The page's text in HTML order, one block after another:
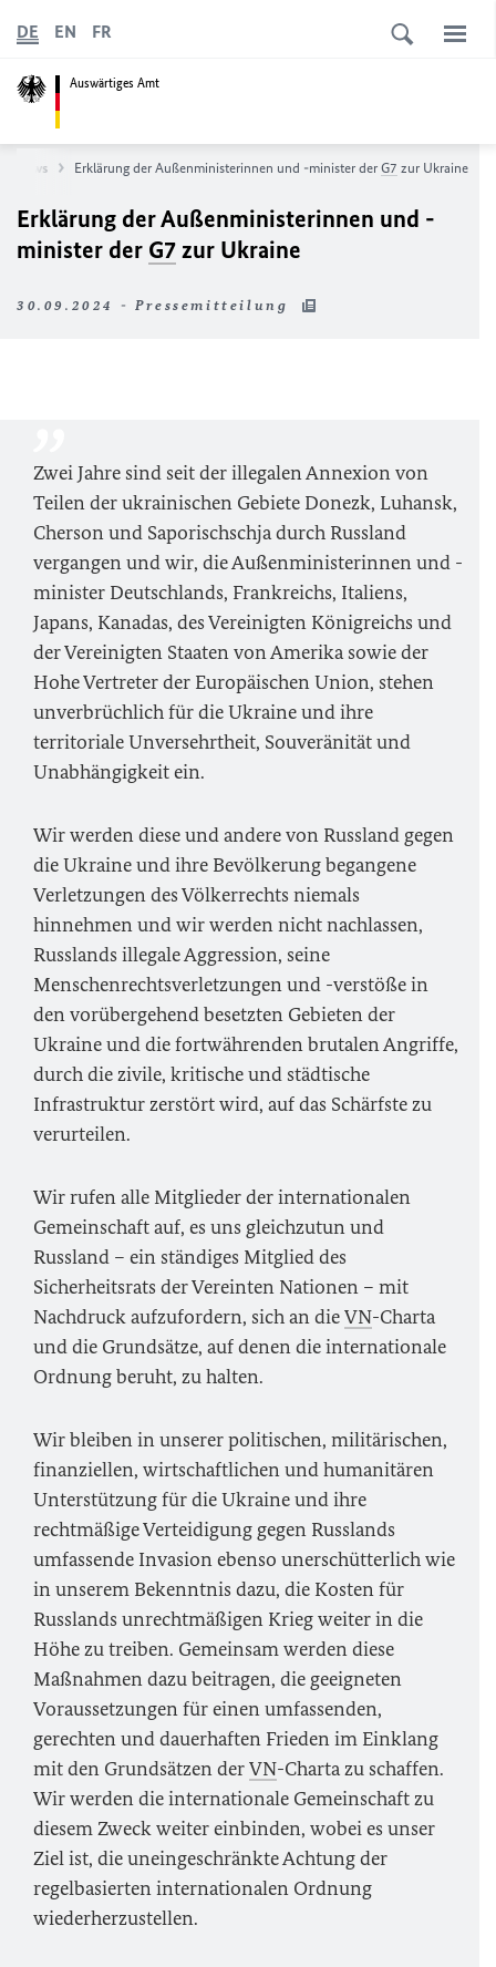
Auswärtiges Amt
DE EN FR
News Erklärung der Außenministerinnen und -minister der G7 zur Ukraine
Erklärung der Außenministerinnen und -
minister der G7zur Ukraine
30.09.2024 - Pressemitteilung
Zwei Jahre sind seit der illegalen Annexion von
Teilen der ukrainischen Gebiete Donezk, Luhansk,
Cherson und Saporischschja durch Russland
vergangen und wir, die Außenministerinnen und -
minister Deutschlands, Frankreichs, Italiens,
Japans, Kanadas, des Vereinigten Königreichs und
der Vereinigten Staaten von Amerika sowie der
Hohe Vertreter der Europäischen Union, stehen
unverbrüchlich für die Ukraine und ihre
territoriale Unversehrtheit, Souveränität und
Unabhängigkeit ein.
Wir werden diese und andere von Russland gegen
die Ukraine und ihre Bevölkerung begangene
Verletzungen des Völkerrechts niemals
hinnehmen und wir werden nicht nachlassen,
Russlands illegale Aggression, seine
Menschenrechtsverletzungen und -verstöße in
den vorübergehend besetzten Gebieten der
Ukraine und die fortwährenden brutalen Angriffe,
durch die zivile, kritische und städtische
Infrastruktur zerstört wird, auf das Schärfste zu
verurteilen.
Wir rufen alle Mitglieder der internationalen
Gemeinschaft auf, es uns gleichzutun und
Russland – ein ständiges Mitglied des
Sicherheitsrats der Vereinten Nationen – mit
Nachdruck aufzufordern, sich an dieVN-Charta
und die Grundsätze, auf denen die internationale
Ordnung beruht, zu halten.
Wir bleiben in unserer politischen, militärischen,
finanziellen, wirtschaftlichen und humanitären
Unterstützung für die Ukraine und ihre
rechtmäßige Verteidigung gegen Russlands
umfassende Invasion ebenso unerschütterlich wie
in unserem Bekenntnis dazu, die Kosten für
Russlands unrechtmäßigen Krieg weiter in die
Höhe zu treiben. Gemeinsam werden diese
Maßnahmen dazu beitragen, die geeigneten
Voraussetzungen für einen umfassenden,
gerechten und dauerhaften Frieden im Einklang
mit den Grundsätzen derVN-Charta zu schaffen.
Wir werden die internationale Gemeinschaft zu
diesem Zweck weiter einbinden, wobei es unser
Ziel ist, die uneingeschränkte Achtung der
regelbasierten internationalen Ordnung
wiederherzustellen.